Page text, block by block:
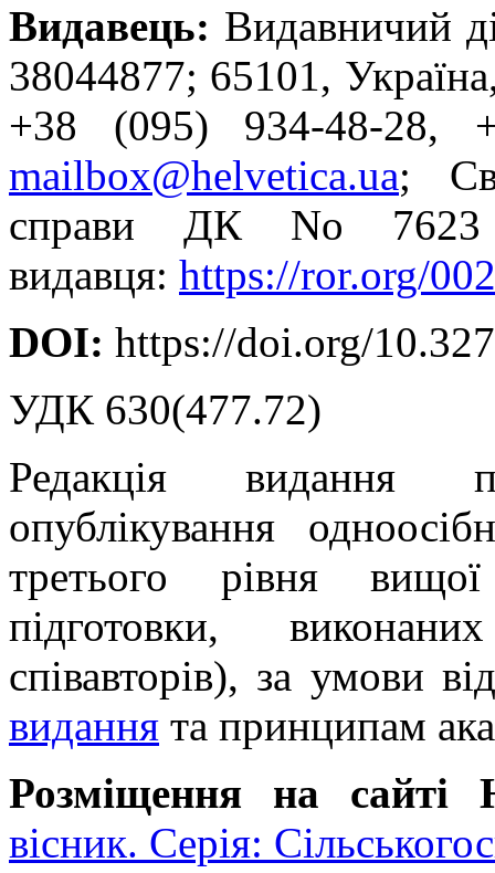
Видавець: Видавничий
38044877; 65101,
+38 (095) 934-48-28,
mailbox@helvetica.ua;
справи ДК No 7623
видавця: https://ror.org/
DOI: https://doi.org/
УДК 630(477.72)
Редакція видання
опублікування
третього рівня
підготовки,
співавторів), за умови
видання та принципам
Розміщення на
вісник. Серія: